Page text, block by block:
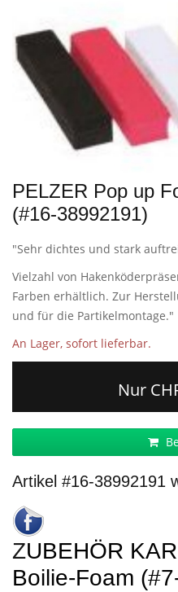
PELZER Pop up
(#16-38992191)
"Sehr dichtes und stark
Vielzahl von
Farben erhältlich. Zur
und für die Partikelmontage."
An Lager, sofort lieferbar.
Nur
Artikel #16-38992191
ZUBEHÖR KARPFEN PVA,
Boilie-Foam